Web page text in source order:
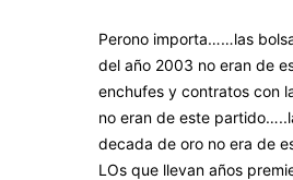
Perono importa……las
del año 2003 no eran de
enchufes y contratos con
no eran de este
decada de oro no era de
LOs que llevan años